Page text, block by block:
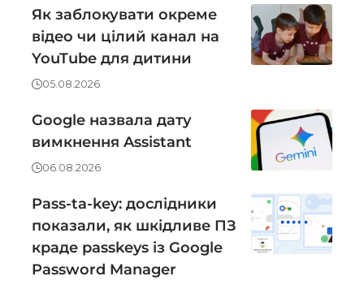
Як заблокувати окреме
відео чи цілий канал на
YouTube для дитини
05.08.2026
Google назвала дату
вимкнення Assistant
06.08.2026
Pass-ta-key: дослідники
показали, як шкідливе ПЗ
краде passkeys із Google
Password Manager